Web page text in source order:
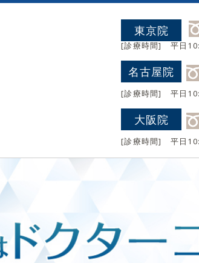
東京院
[診療時間] 平日
名古屋院
[診療時間] 平日
大阪院
[診療時間] 平日